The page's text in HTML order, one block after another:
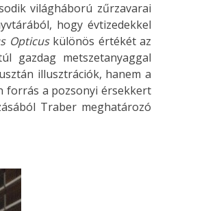
világháború zűrzavarai
hogy évtizedekkel
Opticuskülönös értékét az
gazdag metszetanyaggal
illusztrációk, hanem a
forrás a pozsonyi érsekkert
Traber meghatározó